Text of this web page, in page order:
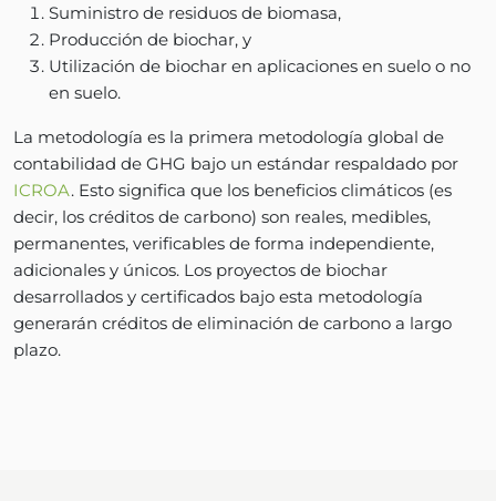
Suministro de residuos de biomasa,
Producción de biochar, y
Utilización de biochar en aplicaciones en suelo o no
en suelo.
La metodología es la primera metodología global de
contabilidad de GHG bajo un estándar respaldado por
ICROA. Esto significa que los beneficios climáticos (es
decir, los créditos de carbono) son reales, medibles,
permanentes, verificables de forma independiente,
adicionales y únicos. Los proyectos de biochar
desarrollados y certificados bajo esta metodología
generarán créditos de eliminación de carbono a largo
plazo.